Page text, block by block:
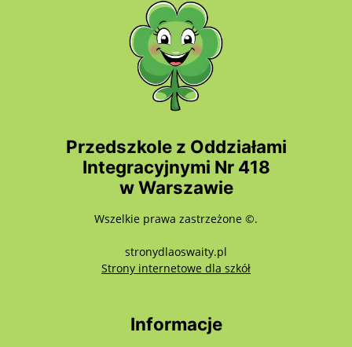
Przedszkole z Oddziałami
Integracyjnymi Nr 418
w Warszawie
Wszelkie prawa zastrzeżone ©.
stronydlaoswaity.pl
Strony internetowe dla szkółotwiera się w
Informacje